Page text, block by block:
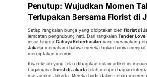
Penutup: Wujudkan Momen
Terlupakan Bersama Florist di
Setiap rangkaian bunga yang diciptakan oleh florist di
jembatan penghubung hati. Dari rangkaian Tender Love
insan hingga Cahaya Keberhasilan yang merayakan
Jakarta memahami bahwa mereka bukan hanya
menciptakan memori.
Kisah-kisah yang telah dibagikan dalam artikel ini
bagaimana florist di Jakarta telah menjadi bagian
masyarakat Jakarta. Mereka hadir dalam setiap momen